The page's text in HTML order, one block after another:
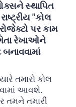
સ્થાપિત
"કોલ
પર કામ
રેખાઓને
તમારો કોલ
આવશે.
તમને તમારી